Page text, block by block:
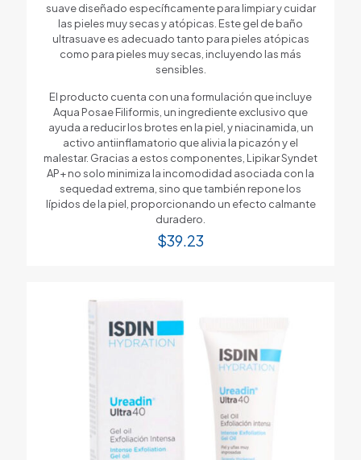
suave diseñado específicamente para limpiar y cuidar
las pieles muy secas y atópicas. Este gel de baño
ultrasuave es adecuado tanto para pieles atópicas
como para pieles muy secas, incluyendo las más
sensibles.
El producto cuenta con una formulación que incluye
Aqua Posae Filiformis, un ingrediente exclusivo que
ayuda a reducir los brotes en la piel, y niacinamida, un
activo antiinflamatorio que alivia la picazón y el
malestar. Gracias a estos componentes, Lipikar Syndet
AP+ no solo minimiza la incomodidad asociada con la
sequedad extrema, sino que también repone los
lípidos de la piel, proporcionando un efecto calmante
duradero.
$39.23